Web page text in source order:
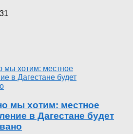
мы хотим: местное
в Дагестане будет